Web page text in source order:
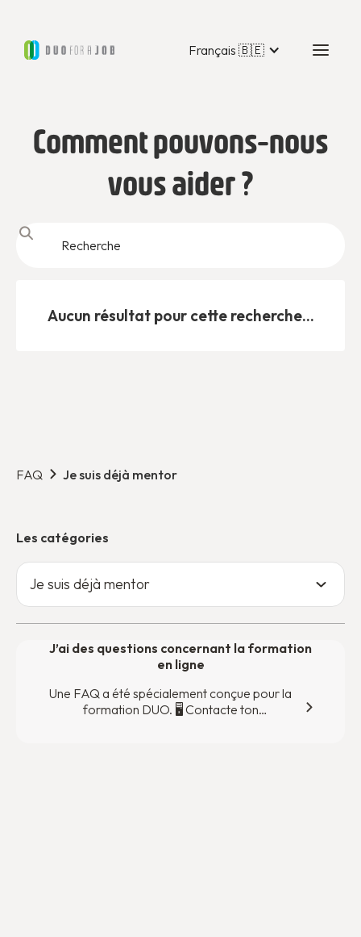
Français 🇧🇪
Comment pouvons-nous
vous aider ?
Aucun résultat pour cette recherche...
FAQ Je suis déjà mentor
Les catégories
Je suis déjà mentor
J’ai des questions concernant la formation
en ligne
Une FAQ a été spécialement conçue pour la
formation DUO. 🖥 ‍Contacte ton